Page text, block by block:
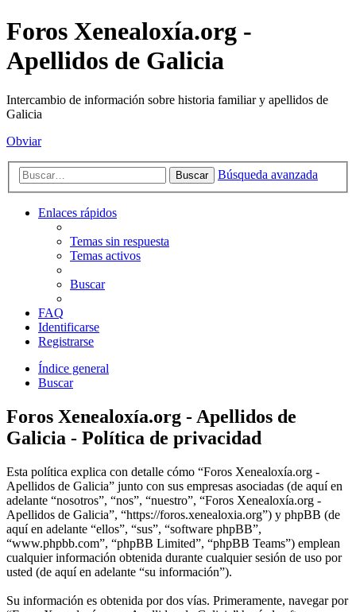
Foros Xenealoxía.org -
Apellidos de Galicia
Intercambio de información sobre historia familiar y apellidos de
Galicia
Obviar
Buscar Búsqueda avanzada
Enlaces rápidos
Temas sin respuesta
Temas activos
Buscar
FAQ
Identificarse
Registrarse
Índice general
Buscar
Foros Xenealoxía.org - Apellidos de
Galicia - Política de privacidad
Esta política explica con detalle cómo “Foros Xenealoxía.org -
Apellidos de Galicia” junto con sus empresas asociadas (de aquí en
adelante “nosotros”, “nos”, “nuestro”, “Foros Xenealoxía.org -
Apellidos de Galicia”, “https://foros.xenealoxia.org”) y phpBB (de
aquí en adelante “ellos”, “sus”, “software phpBB”,
“www.phpbb.com”, “phpBB Limited”, “phpBB Teams”) emplean
cualquier información obtenida durante cualquier sesión de uso por
usted (de aquí en adelante “su información”).
Su información es obtenida por dos vías. Primeramente, navegar por